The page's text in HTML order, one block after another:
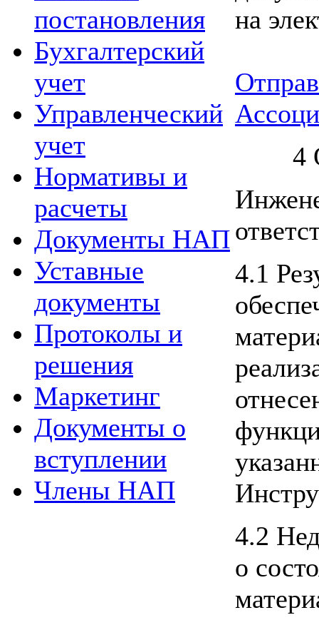
постановления
Бухгалтерский
учет
Управленческий
учет
Нормативы и
расчеты
Документы НАП
Уставные
документы
Протоколы и
решения
Маркетинг
Документы о
вступлении
Члены НАП
на
4
4.1
4.2
о